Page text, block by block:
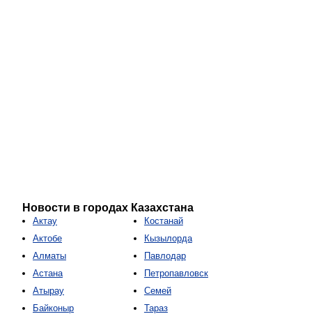
Новости в городах Казахстана
Актау
Актобе
Алматы
Астана
Атырау
Байконыр
Костанай
Кызылорда
Павлодар
Петропавловск
Семей
Тараз